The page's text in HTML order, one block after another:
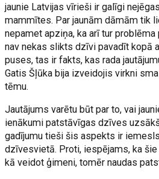
jaunie Latvijas vīrieši ir galīgi
mammītes. Par jaunām dāmām tik
nepamet apziņa, ka arī tur
nav nekas slikts dzīvi pavadīt kopā
puses, tas ir fakts, kas rada
Gatis Šļūka bija izveidojis virkni
tēmu.
Jautājums varētu būt par to, vai
ienākumi patstāvīgas dzīves
gadījumu tieši šis aspekts ir
dzīvesvietā. Proti, iespējams, ka
kā veidot ģimeni, tomēr naudas